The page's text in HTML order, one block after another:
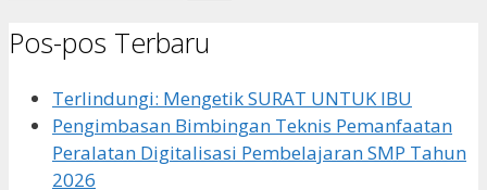
Pos-pos Terbaru
Terlindungi: Mengetik SURAT UNTUK IBU
Pengimbasan Bimbingan Teknis Pemanfaatan
Peralatan Digitalisasi Pembelajaran SMP Tahun
2026